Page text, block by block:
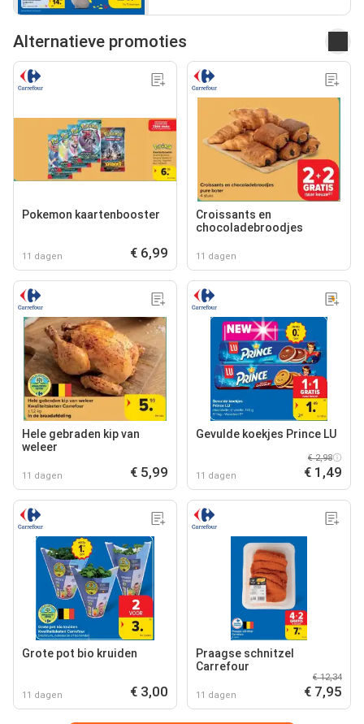
Alternatieve promoties
Pokemon kaartenbooster
11 dagen € 6,99
Croissants en
chocoladebroodjes
11 dagen
Hele gebraden kip van
weleer
11 dagen € 5,99
Gevulde koekjes Prince LU
11 dagen
€ 2,98
€ 1,49
Grote pot bio kruiden
11 dagen € 3,00
Praagse schnitzel
Carrefour
11 dagen
€ 12,34
€ 7,95